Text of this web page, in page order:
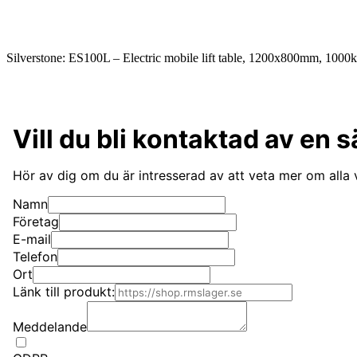
Silverstone: ES100L – Electric mobile lift table, 1200x800mm,